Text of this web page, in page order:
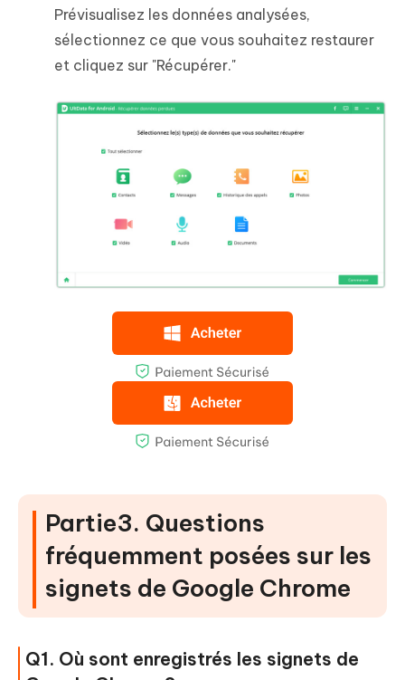
Prévisualisez les données analysées,
sélectionnez ce que vous souhaitez restaurer
et cliquez sur "Récupérer."
Partie3. Questions
fréquemment posées sur les
signets de Google Chrome
Q1. Où sont enregistrés les signets de